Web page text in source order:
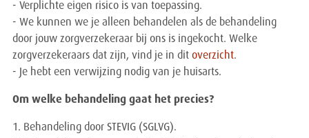
- Verplichte eigen risico is van toepassing.
- We kunnen we je alleen behandelen als de behandeling
door jouw zorgverzekeraar bij ons is ingekocht. Welke
zorgverzekeraars dat zijn, vind je in dit overzicht.
- Je hebt een verwijzing nodig van je huisarts.
Om welke behandeling gaat het precies?
1. Behandeling door STEVIG (SGLVG).